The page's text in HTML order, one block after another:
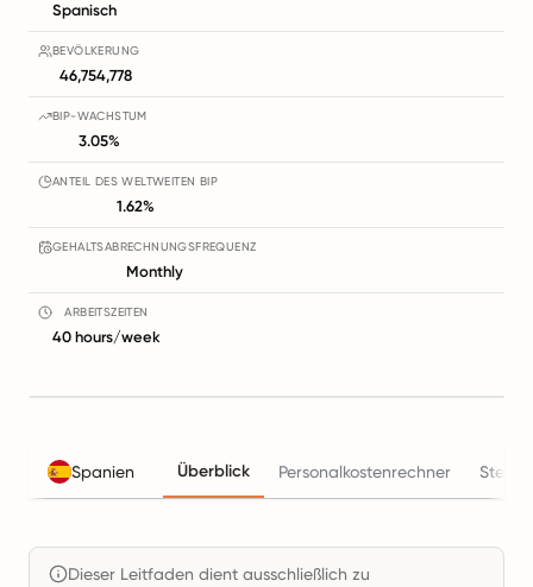
Spanisch
BEVÖLKERUNG
46,754,778
BIP-WACHSTUM
3.05%
ANTEIL DES WELTWEITEN BIP
1.62%
GEHALTSABRECHNUNGSFREQUENZ
Monthly
ARBEITSZEITEN
40 hours/week
Spanien Überblick Personalkostenrechner
Dieser Leitfaden dient ausschließlich zu